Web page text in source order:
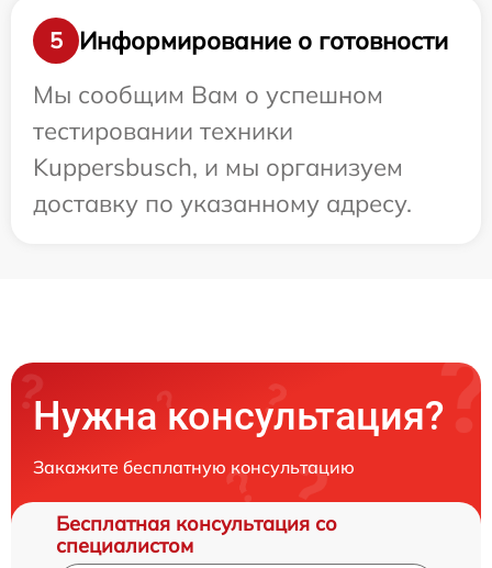
5
Информирование о готовности
Мы сообщим Вам о успешном
тестировании техники
Kuppersbusch, и мы организуем
доставку по указанному адресу.
Нужна консультация?
Закажите бесплатную консультацию
Бесплатная консультация со
специалистом